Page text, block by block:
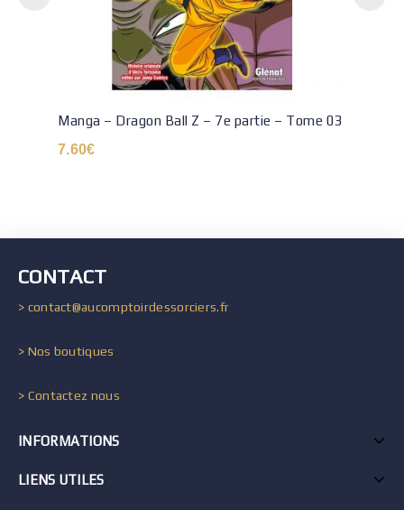
Manga – Dragon Ball Z – 7e partie – Tome 03
7.60€
CONTACT
> contact@aucomptoirdessorciers.fr
> Nos boutiques
> Contactez nous
INFORMATIONS
LIENS UTILES